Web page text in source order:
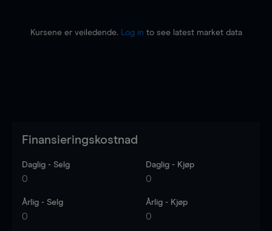
Kursene er veiledende. Log in to see latest market data
Finansieringskostnad
Daglig - Selg
0
Daglig - Kjøp
0
Årlig - Selg
0
Årlig - Kjøp
0